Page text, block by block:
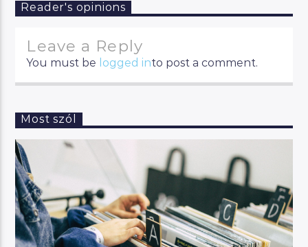
Reader's opinions
Leave a Reply
You must be logged into post a comment.
Most szól